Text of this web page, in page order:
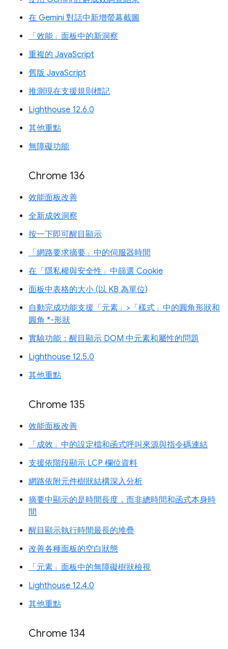
在 Gemini 對話中新增螢幕截圖
「效能」面板中的新洞察
重複的 JavaScript
舊版 JavaScript
推測現在支援規則標記
Lighthouse 12.6.0
其他重點
無障礙功能
Chrome 136
效能面板改善
全新成效洞察
按一下即可醒目顯示
「網路要求摘要」中的伺服器時間
在「隱私權與安全性」中篩選 Cookie
面板中表格的大小 (以 KB 為單位)
自動完成功能支援「元素」>「樣式」中的圓角形狀和
圓角 *-形狀
實驗功能：醒目顯示 DOM 中元素和屬性的問題
Lighthouse 12.5.0
其他重點
Chrome 135
效能面板改善
「成效」中的設定檔和函式呼叫來源與指令碼連結
支援依階段顯示 LCP 欄位資料
網路依附元件樹狀結構深入分析
摘要中顯示的是時間長度，而非總時間和函式本身時
間
醒目顯示執行時間最長的堆疊
改善各種面板的空白狀態
「元素」面板中的無障礙樹狀檢視
Lighthouse 12.4.0
其他重點
Chrome 134